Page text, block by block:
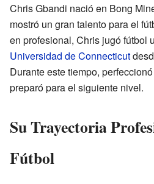
Chris Gbandi nació en Bong
mostró un gran talento para el
en profesional, Chris jugó fútbol
Universidad de Connecticut
Durante este tiempo,
preparó para el siguiente nivel.
Su Trayectoria
Fútbol